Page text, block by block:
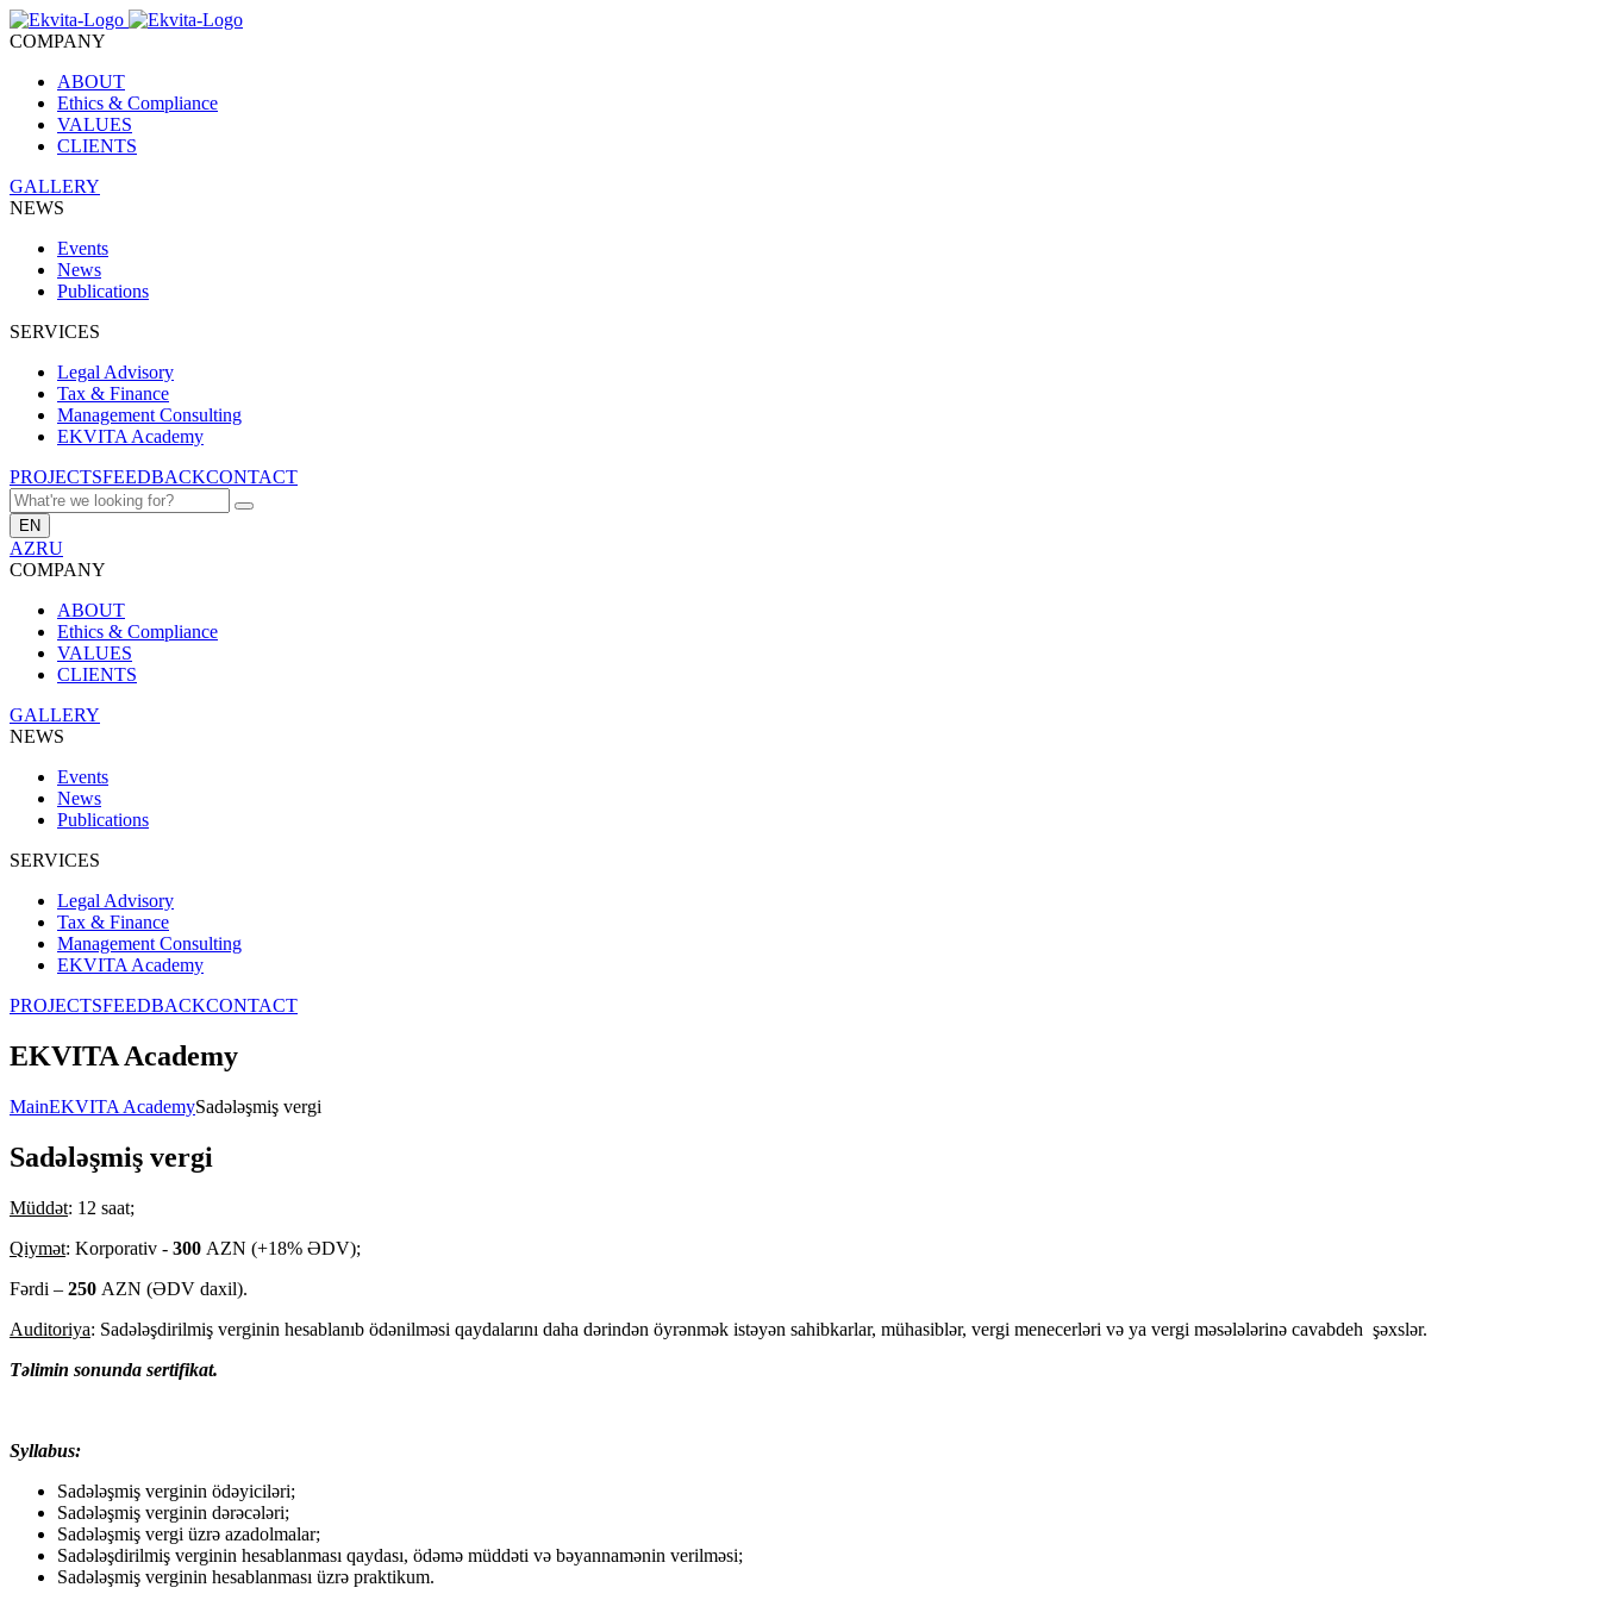
COMPANY
ABOUT
Ethics & Compliance
VALUES
CLIENTS
GALLERY
NEWS
Events
News
Publications
SERVICES
Legal Advisory
Tax & Finance
Management Consulting
EKVITA Academy
PROJECTSFEEDBACKCONTACT
EN
AZRU
COMPANY
ABOUT
Ethics & Compliance
VALUES
CLIENTS
GALLERY
NEWS
Events
News
Publications
SERVICES
Legal Advisory
Tax & Finance
Management Consulting
EKVITA Academy
PROJECTSFEEDBACKCONTACT
EKVITA Academy
MainEKVITA AcademySadələşmiş vergi
Sadələşmiş vergi
Müddət: 12 saat;
Qiymət: Korporativ - 300 AZN (+18% ƏDV);
Fərdi – 250 AZN (ƏDV daxil).
Auditoriya: Sadələşdirilmiş verginin hesablanıb ödənilməsi qaydalarını daha dərindən öyrənmək istəyən sahibkarlar, mühasiblər, vergi menecerləri və ya vergi məsələlərinə cavabdeh şəxslər.
Təlimin sonunda sertifikat.
Syllabus:
Sadələşmiş verginin ödəyiciləri;
Sadələşmiş verginin dərəcələri;
Sadələşmiş vergi üzrə azadolmalar;
Sadələşdirilmiş verginin hesablanması qaydası, ödəmə müddəti və bəyannamənin verilməsi;
Sadələşmiş verginin hesablanması üzrə praktikum.